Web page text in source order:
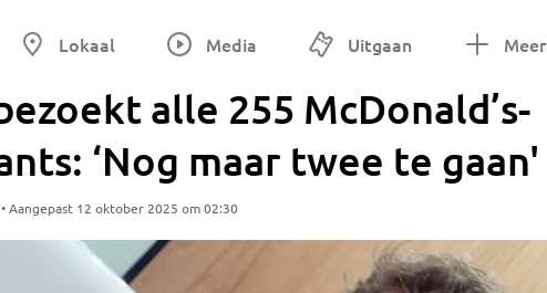
Lokaal Media Uitgaan Meer
alle 255 McDonald’s-
‘Nog maar twee te gaan'
Aangepast 12 oktober 2025 om 02:30